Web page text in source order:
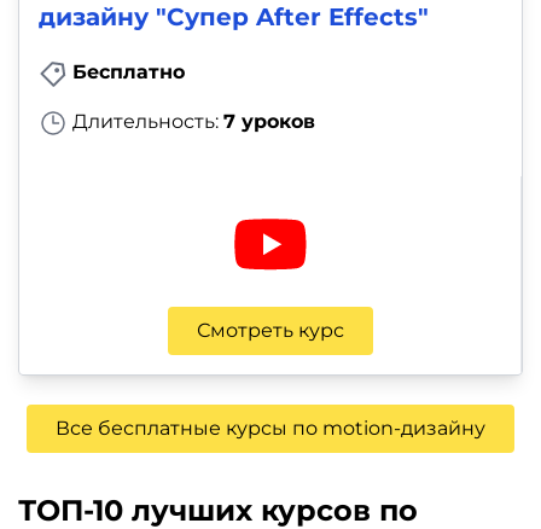
дизайну "Супер After Effects"
Бесплатно
Длительность: 7 уроков
Смотреть курс
Все бесплатные курсы по motion-дизайну
ТОП-10 лучших курсов по